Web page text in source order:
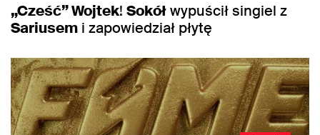
„Cześć” Wojtek! Sokółwypuścił singiel z
Sariusem i zapowiedział płytę